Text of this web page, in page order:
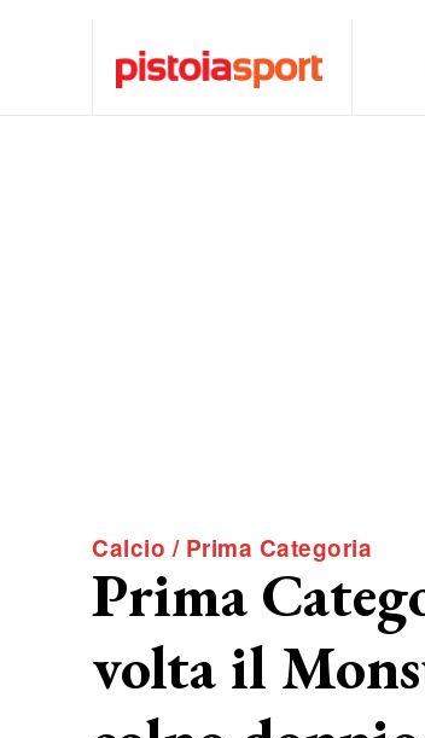
Calcio / Prima Categoria
Prima
volta il